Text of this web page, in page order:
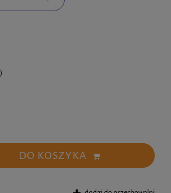
DO KOSZYKA